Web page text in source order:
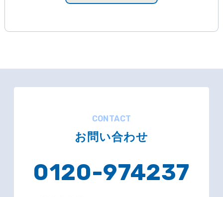
CONTACT
お問い合わせ
0120-974237